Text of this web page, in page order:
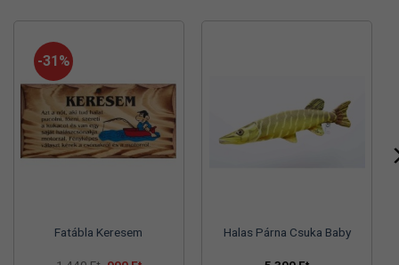
-31%
Fatábla Keresem Halas Párna Csuka Baby